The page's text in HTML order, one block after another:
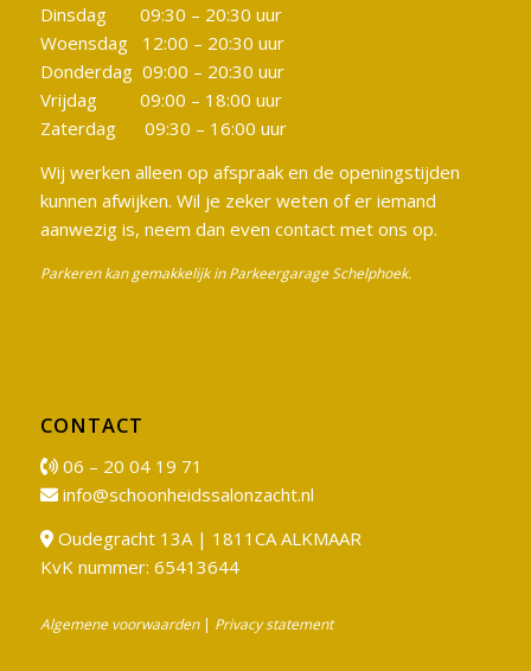
Dinsdag 09:30 – 20:30 uur
Woensdag 12:00 – 20:30 uur
Donderdag 09:00 – 20:30 uur
Vrijdag 09:00 – 18:00 uur
Zaterdag 09:30 – 16:00 uur
Wij werken alleen op afspraak en de openingstijden
kunnen afwijken. Wil je zeker weten of er iemand
aanwezig is, neem dan even contact met ons op.
Parkeren kan gemakkelijk in Parkeergarage Schelphoek.
CONTACT
06 – 20 04 19 71
info@schoonheidssalonzacht.nl
Oudegracht 13A | 1811CA ALKMAAR
KvK nummer: 65413644
Algemene voorwaarden| Privacy statement